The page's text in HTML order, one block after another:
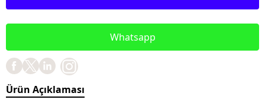
Whatsapp
Ürün Açıklaması